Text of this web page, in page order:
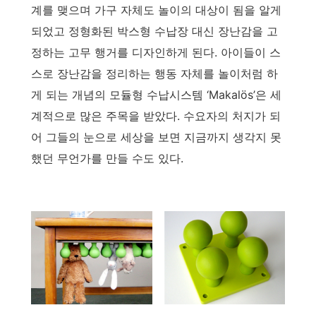
계를 맺으며 가구 자체도 놀이의 대상이 됨을 알게
되었고 정형화된 박스형 수납장 대신 장난감을 고
정하는 고무 행거를 디자인하게 된다. 아이들이 스
스로 장난감을 정리하는 행동 자체를 놀이처럼 하
게 되는 개념의 모듈형 수납시스템 ‘Makalös’은 세
계적으로 많은 주목을 받았다. 수요자의 처지가 되
어 그들의 눈으로 세상을 보면 지금까지 생각지 못
했던 무언가를 만들 수도 있다.